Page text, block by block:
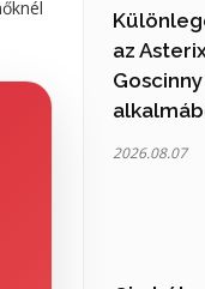
az
2026.08.07